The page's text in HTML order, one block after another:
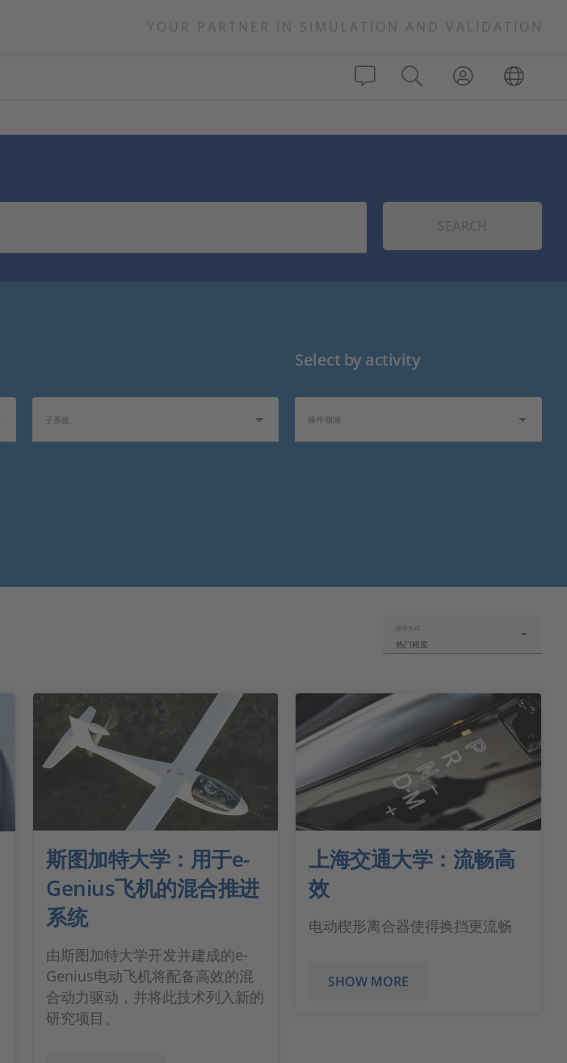
YOUR PARTNER IN SIMULATION AND VALIDATION
子系统
Select by activity
操作领域
排序方式:
热门程度
斯图加特大学：用于e-
Genius飞机的混合推进
系统
由斯图加特大学开发并建成的e-
Genius电动飞机将配备高效的混
合动力驱动，并将此技术列入新的
研究项目。
上海交通大学：流畅高
效
电动楔形离合器使得换挡更流畅
SHOW MORE